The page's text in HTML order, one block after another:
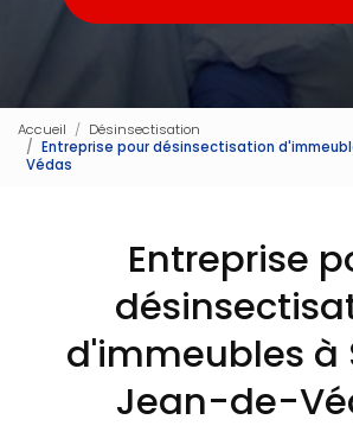
Accueil
Désinsectisation
Entreprise pour désinsectisation
Védas
Entreprise
d'immeubles à
Jean-de-